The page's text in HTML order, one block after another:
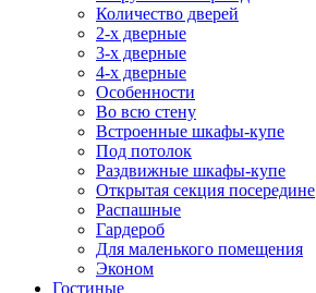
Количество дверей
2-х дверные
3-х дверные
4-х дверные
Особенности
Во всю стену
Встроенные шкафы-купе
Под потолок
Раздвижные шкафы-купе
Открытая секция посередине
Распашные
Гардероб
Для маленького помещения
Эконом
Гостиные